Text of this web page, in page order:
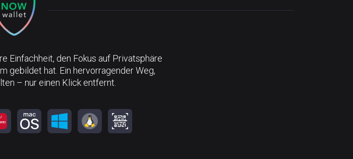
Einfachheit, den Fokus auf Privatsphäre
gebildet hat. Ein hervorragender Weg,
– nur einen Klick entfernt.